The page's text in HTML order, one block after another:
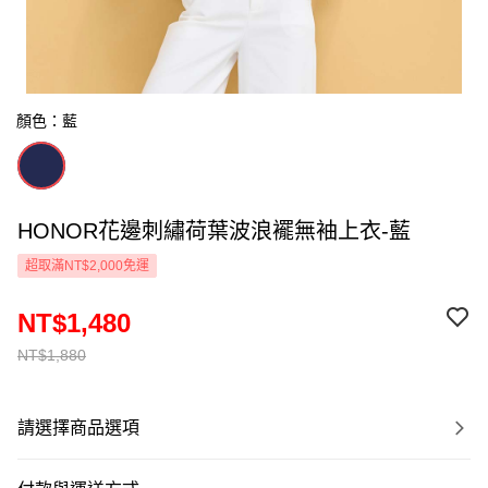
顏色：藍
HONOR花邊刺繡荷葉波浪襬無袖上衣-藍
超取滿NT$2,000免運
NT$1,880
NT$1,480
請選擇商品選項